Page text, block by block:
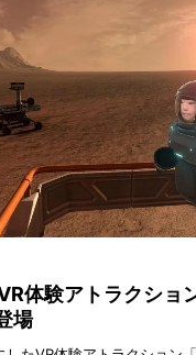
体験アトラクシ
場